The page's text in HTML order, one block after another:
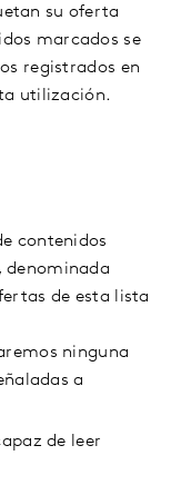
su oferta
marcados se
registrados en
utilización.
contenidos
denominada
de esta lista
ninguna
a
de leer